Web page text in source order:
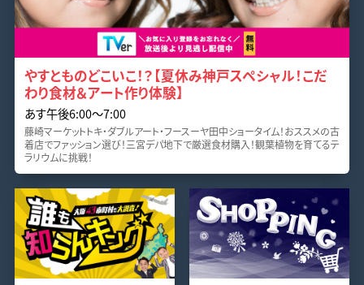
やすとものどこいこ！？【夏休み神戸スペシャル！こだ
わり食材＆アート作り体験】
あす午後6:00〜7:00
藤崎マーケットトキ・ダブルアート・フースーヤ田中ショータイム！おススメの古
着店でファッション選び！三宮デパ地下で厳選食材購入！観葉植物を育てるテ
ラリウムに挑戦！